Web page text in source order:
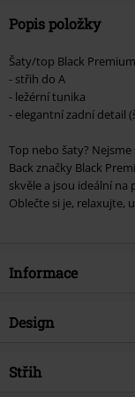
Popis položky
Šaty/top Black
- střih do A
- ležérní tunika
- elegantní zadní detail
Top nebo šaty?
Back značky Black
skvěle a jsou ideální
Oblečte si je, relaxujte,
Informace
Zboží č.
Brand
Design
Typ výrobku
Střih